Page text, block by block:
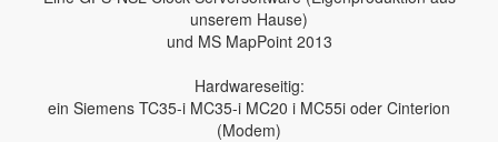
unserem Hause)
und MS MapPoint 2013
Hardwareseitig:
ein Siemens TC35-i MC35-i MC20 i MC55i oder Cinterion
(Modem)